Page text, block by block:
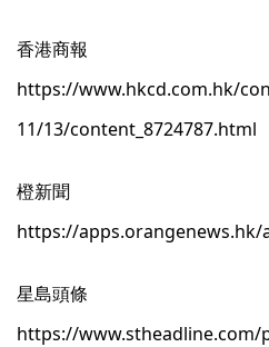
香港商報
https://www.hkcd.com.hk/
11/13/content_8724787.html
橙新聞
https://apps.orangenews.hk/
星島頭條
https://www.stheadline.com/